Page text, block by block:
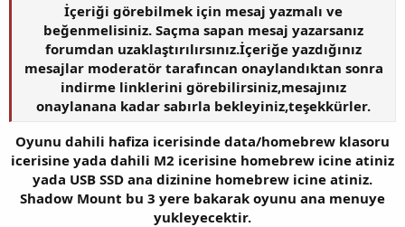
İçeriği görebilmek için mesaj yazmalı ve
beğenmelisiniz. Saçma sapan mesaj yazarsanız
forumdan uzaklaştırılırsınız.İçeriğe yazdığınız
mesajlar moderatör tarafıncan onaylandıktan sonra
indirme linklerini görebilirsiniz,mesajınız
onaylanana kadar sabırla bekleyiniz,teşekkürler.
Oyunu dahili hafiza icerisinde data/homebrew klasoru
icerisine yada dahili M2 icerisine homebrew icine atiniz
yada USB SSD ana dizinine homebrew icine atiniz.
Shadow Mount bu 3 yere bakarak oyunu ana menuye
yukleyecektir.